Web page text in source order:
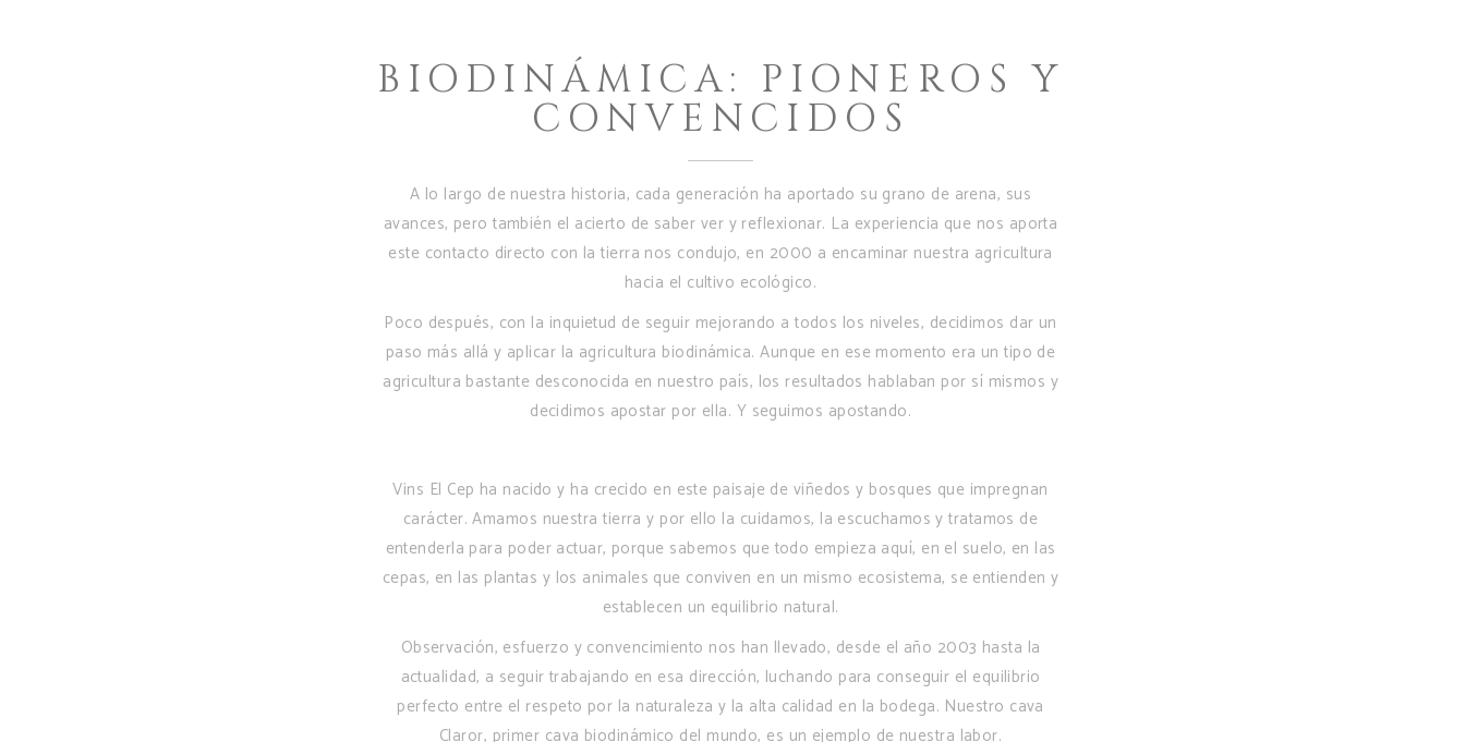
BIODINÁMICA: PIONEROS Y
CONVENCIDOS
A lo largo de nuestra historia, cada generación ha aportado su grano de arena, sus
avances, pero también el acierto de saber ver y reflexionar. La experiencia que nos aporta
este contacto directo con la tierra nos condujo, en 2000 a encaminar nuestra agricultura
hacia el cultivo ecológico.
Poco después, con la inquietud de seguir mejorando a todos los niveles, decidimos dar un
paso más allá y aplicar la agricultura biodinámica. Aunque en ese momento era un tipo de
agricultura bastante desconocida en nuestro país, los resultados hablaban por sí mismos y
decidimos apostar por ella. Y seguimos apostando.
Vins El Cep ha nacido y ha crecido en este paisaje de viñedos y bosques que impregnan
carácter. Amamos nuestra tierra y por ello la cuidamos, la escuchamos y tratamos de
entenderla para poder actuar, porque sabemos que todo empieza aquí, en el suelo, en las
cepas, en las plantas y los animales que conviven en un mismo ecosistema, se entienden y
establecen un equilibrio natural.
Observación, esfuerzo y convencimiento nos han llevado, desde el año 2003 hasta la
actualidad, a seguir trabajando en esa dirección, luchando para conseguir el equilibrio
perfecto entre el respeto por la naturaleza y la alta calidad en la bodega. Nuestro cava
Claror, primer cava biodinámico del mundo, es un ejemplo de nuestra labor.